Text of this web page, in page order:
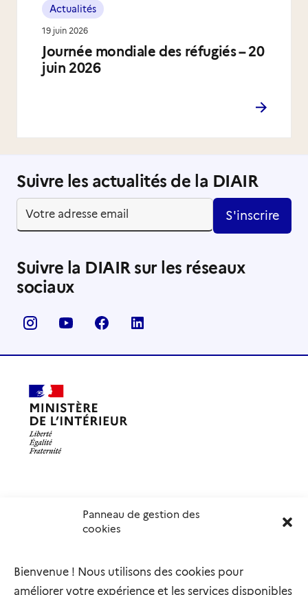
Panneau de gestion des
cookies
Bienvenue ! Nous utilisons des cookies pour
améliorer votre expérience et les services disponibles
Journée mondiale des réfugiés – 20
juin 2026
Actualités
19 juin 2026
Suivre les actualités de la DIAIR
S'inscrire
Suivre la DIAIR sur les réseaux
sociaux
Délégation interministérielle à l’accueil et à l’intégration
elysee.fr
info.gouv.fr
legifrance.gouv.fr